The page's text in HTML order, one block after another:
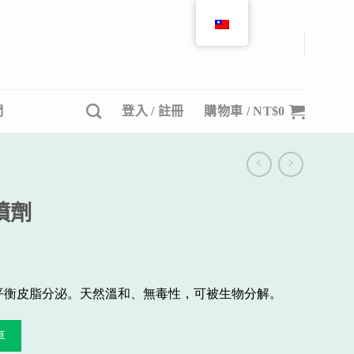
登入 / 註冊 購物車 /NT$0
劑
皮脂分泌。天然溫和、無毒性，可被生物分解。